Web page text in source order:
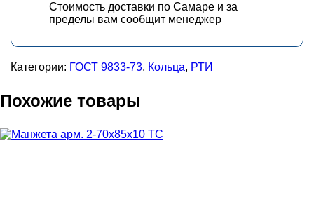
Стоимость доставки по Самаре и за
пределы вам сообщит менеджер
Категории: ГОСТ 9833-73, Кольца, РТИ
Похожие товары